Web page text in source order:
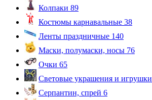
Колпаки 89
Костюмы карнавальные 38
Ленты праздничные 140
Маски, полумаски, носы 76
Очки 65
Световые украшения и игрушки
Серпантин, спрей 6